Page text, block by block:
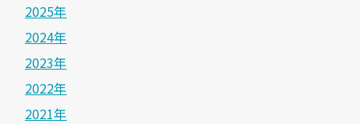
2025年
2024年
2023年
2022年
2021年